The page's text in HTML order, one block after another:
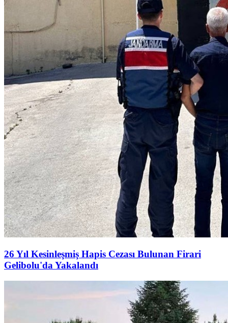
26 Yıl Kesinleşmiş Hapis Cezası Bulunan Firari
Gelibolu'da Yakalandı